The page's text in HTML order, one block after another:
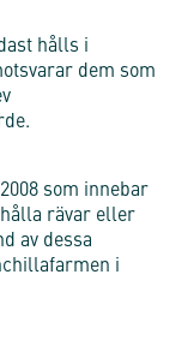
hålls i
dem som
som innebar
rävar eller
av dessa
i